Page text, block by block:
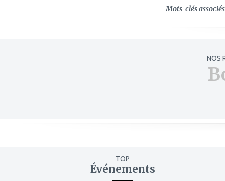
Mots-clés
NOS
TOP
Événements